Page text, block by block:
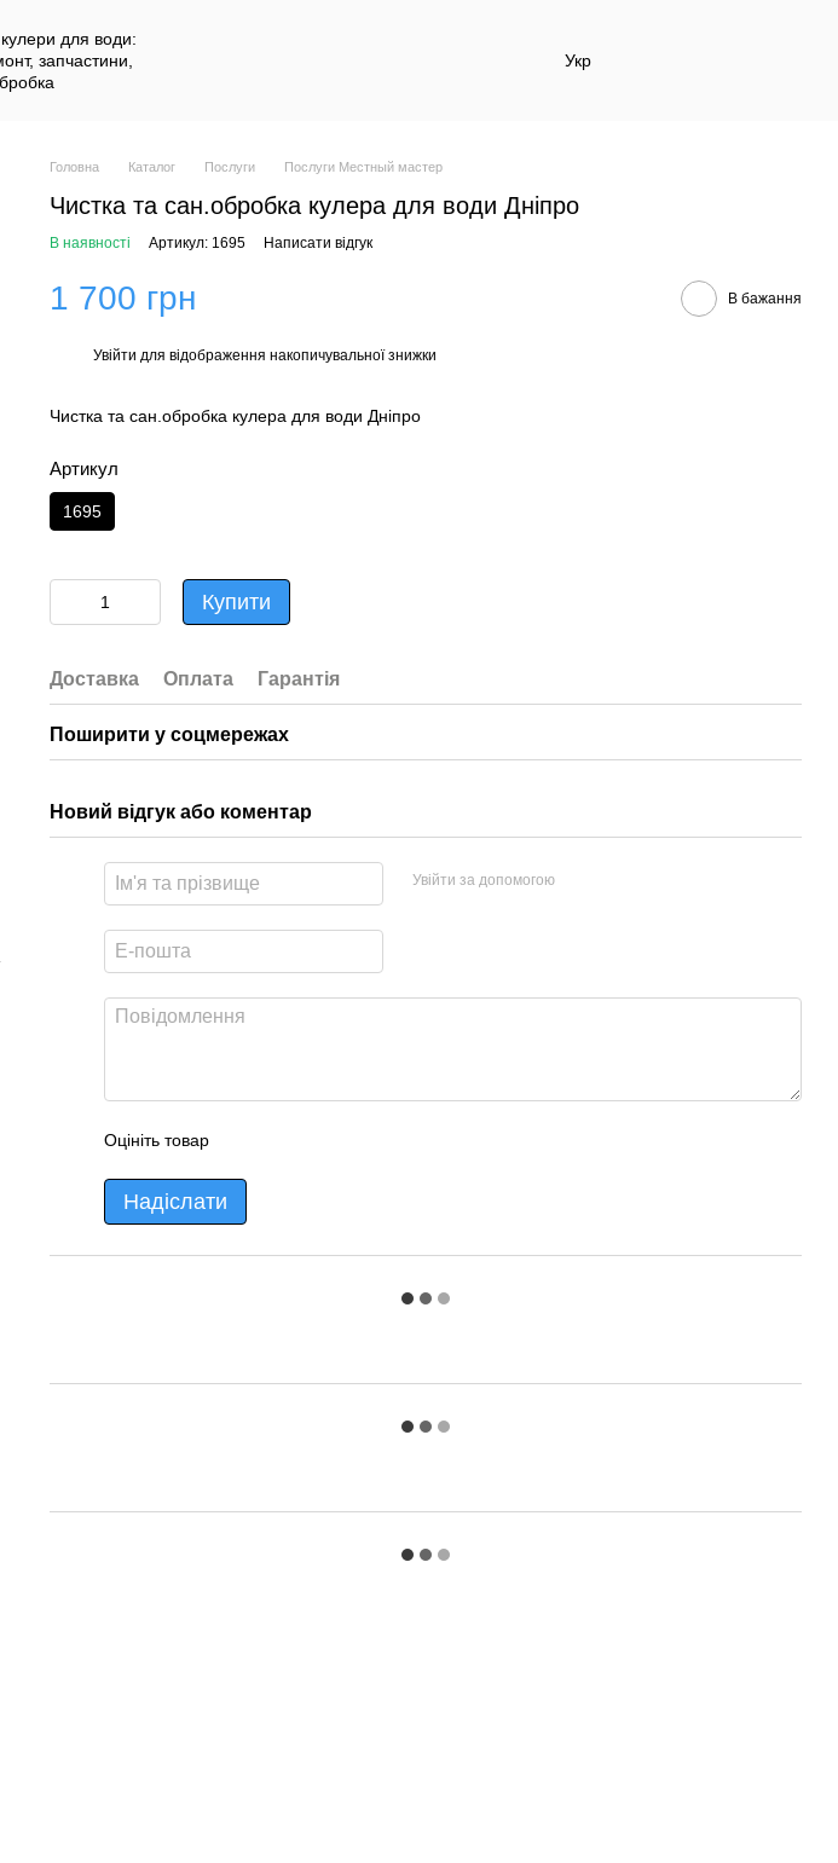
Укр
Головна Каталог Послуги Послуги Местный мастер
Чистка та сан.обробка кулера для води Дніпро
В наявності Артикул: 1695 Написати відгук
1 700 грн В бажання
Увійти для відображення накопичувальної знижки
Чистка та сан.обробка кулера для води Дніпро
Артикул
1695
Купити
Доставка Оплата Гарантія
Поширити у соцмережах
Новий відгук або коментар
Увійти за допомогою
Оцініть товар
Надіслати